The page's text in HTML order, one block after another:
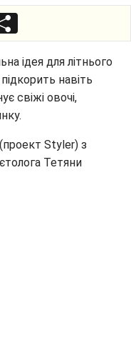
ідея для літнього
навіть
свіжі овочі,
Styler) з
Тетяни